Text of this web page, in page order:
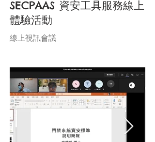
SECPAAS 資安工具服務線上
體驗活動
線上視訊會議